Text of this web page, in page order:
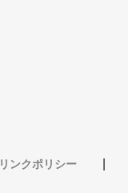
リンクポリシー